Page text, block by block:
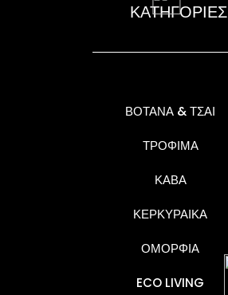
ΚΑΤΗΓΟΡΙΕΣ
ΒΟΤΑΝΑ & ΤΣΑΙ
ΤΡΟΦΙΜΑ
ΚΑΒΑ
ΚΕΡΚΥΡΑΙΚΑ
ΟΜΟΡΦΙΑ
ECO LIVING